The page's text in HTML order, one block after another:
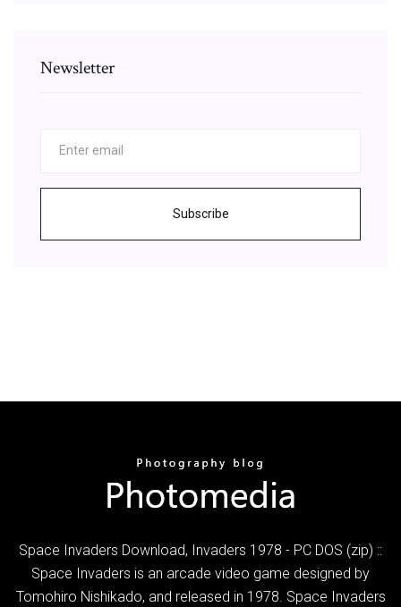
Newsletter
Subscribe
Space Invaders Download, Invaders 1978 - PC DOS (zip) ::
Space Invaders is an arcade video game designed by
Tomohiro Nishikado, and released in 1978. Space Invaders